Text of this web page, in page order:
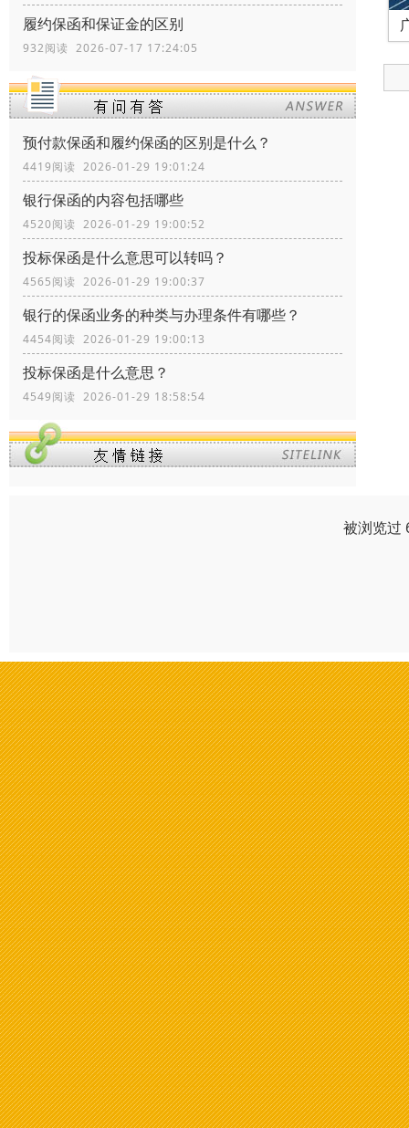
履约保函和保证金的区别
932阅读 2026-07-17 17:24:05
预付款保函和履约保函的区别是什么？
4419阅读 2026-01-29 19:01:24
银行保函的内容包括哪些
4520阅读 2026-01-29 19:00:52
投标保函是什么意思可以转吗？
4565阅读 2026-01-29 19:00:37
银行的保函业务的种类与办理条件有哪些？
4454阅读 2026-01-29 19:00:13
投标保函是什么意思？
4549阅读 2026-01-29 18:58:54
被浏览过